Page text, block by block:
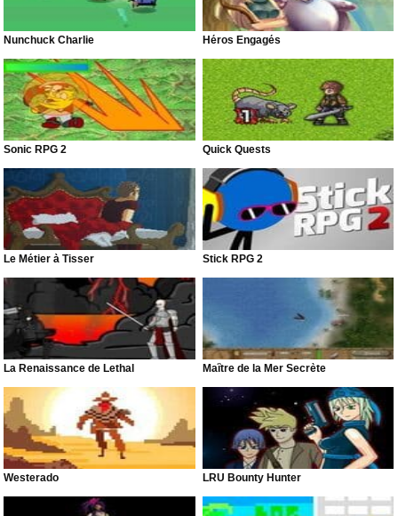
Nunchuck Charlie Héros Engagés
Sonic RPG 2 Quick Quests
Le Métier à Tisser Stick RPG 2
La Renaissance de Lethal Maître de la Mer Secrète
Westerado LRU Bounty Hunter